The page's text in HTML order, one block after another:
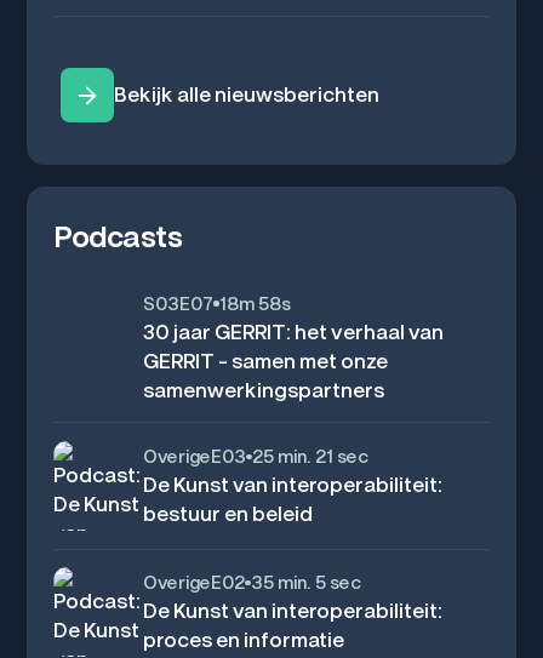
Bekijk alle nieuwsberichten
Podcasts
S03E07 18m 58s
30 jaar GERRIT: het verhaal van
GERRIT - samen met onze
samenwerkingspartners
OverigeE03 25 min. 21 sec
De Kunst van interoperabiliteit:
bestuur en beleid
OverigeE02 35 min. 5 sec
De Kunst van interoperabiliteit:
proces en informatie